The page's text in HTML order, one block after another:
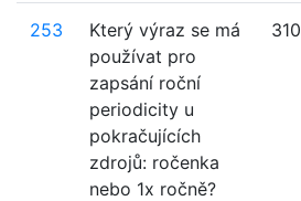
253
Který výraz se má
používat pro
zapsání roční
periodicity u
pokračujících
zdrojů: ročenka
nebo 1x ročně?
310